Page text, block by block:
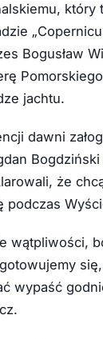
który
Bogusław
jachtu.
dawni
że
podczas
wątpliwości,
wypaść